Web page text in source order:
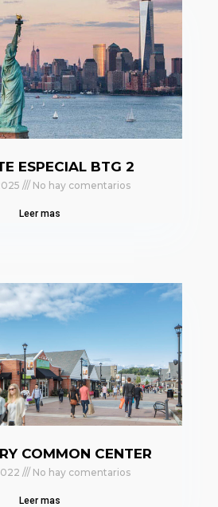
ESPECIAL BTG 2
No hay comentarios
Leer mas
COMMON CENTER
No hay comentarios
Leer mas